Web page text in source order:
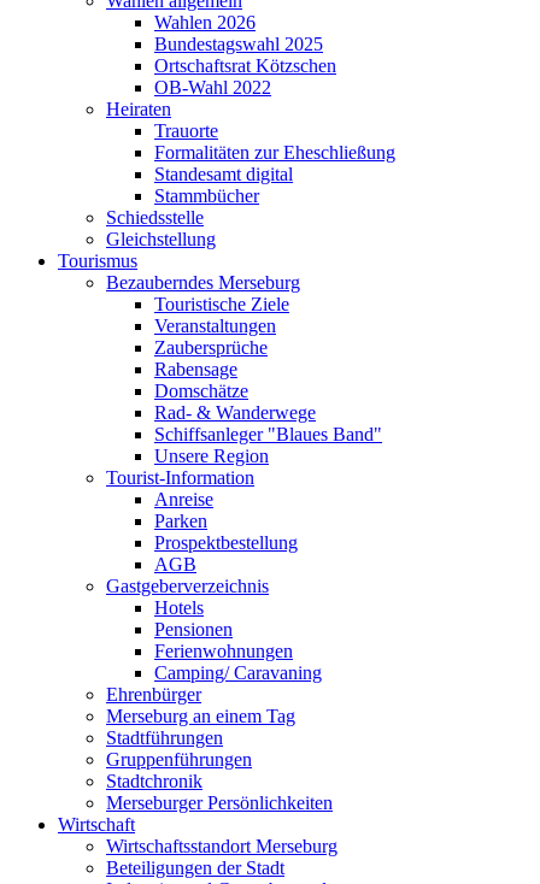
Wahlen 2026
Bundestagswahl 2025
Ortschaftsrat Kötzschen
OB-Wahl 2022
Heiraten
Trauorte
Formalitäten zur Eheschließung
Standesamt digital
Stammbücher
Schiedsstelle
Gleichstellung
Tourismus
Bezauberndes Merseburg
Touristische Ziele
Veranstaltungen
Zaubersprüche
Rabensage
Domschätze
Rad- & Wanderwege
Schiffsanleger "Blaues Band"
Unsere Region
Tourist-Information
Anreise
Parken
Prospektbestellung
AGB
Gastgeberverzeichnis
Hotels
Pensionen
Ferienwohnungen
Camping/ Caravaning
Ehrenbürger
Merseburg an einem Tag
Stadtführungen
Gruppenführungen
Stadtchronik
Merseburger Persönlichkeiten
Wirtschaft
Wirtschaftsstandort Merseburg
Beteiligungen der Stadt